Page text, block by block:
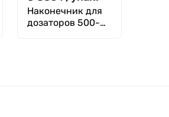
Наконечник для
дозаторов 500-